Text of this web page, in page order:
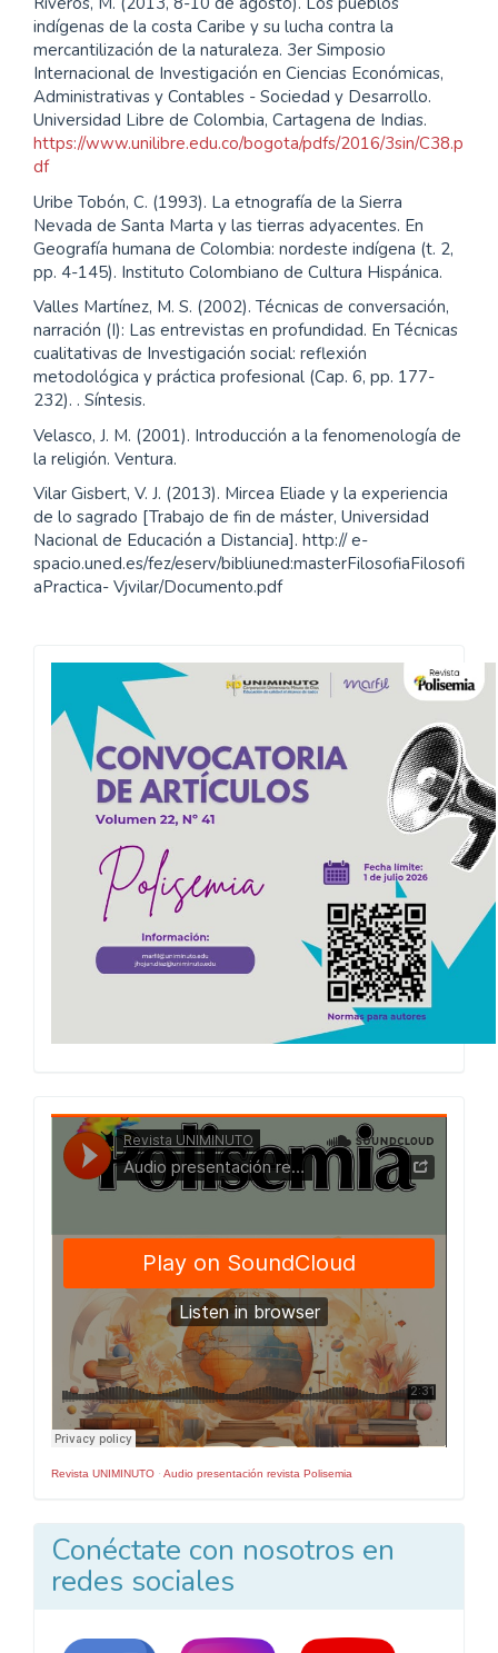
indígenas de la costa Caribe y su lucha contra la
mercantilización de la naturaleza. 3er Simposio
Internacional de Investigación en Ciencias Económicas,
Administrativas y Contables - Sociedad y Desarrollo.
Universidad Libre de Colombia, Cartagena de Indias.
https://www.unilibre.edu.co/bogota/pdfs/2016/3sin/C38.p
df
Uribe Tobón, C. (1993). La etnografía de la Sierra
Nevada de Santa Marta y las tierras adyacentes. En
Geografía humana de Colombia: nordeste indígena (t. 2,
pp. 4-145). Instituto Colombiano de Cultura Hispánica.
Valles Martínez, M. S. (2002). Técnicas de conversación,
narración (I): Las entrevistas en profundidad. En Técnicas
cualitativas de Investigación social: reflexión
metodológica y práctica profesional (Cap. 6, pp. 177-
232). . Síntesis.
Velasco, J. M. (2001). Introducción a la fenomenología de
la religión. Ventura.
Vilar Gisbert, V. J. (2013). Mircea Eliade y la experiencia
de lo sagrado [Trabajo de fin de máster, Universidad
Nacional de Educación a Distancia]. http:// e-
spacio.uned.es/fez/eserv/bibliuned:masterFilosofiaFilosofi
aPractica- Vjvilar/Documento.pdf
Convocatoria
Polisemia
2026
Presentacion
Numero
Revista UNIMINUTO · Audio presentación revista Polisemia
Conéctate con nosotros en
redes sociales